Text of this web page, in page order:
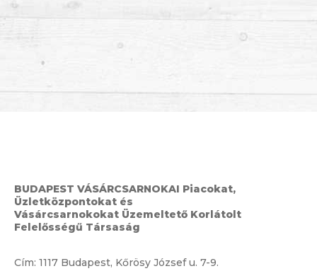
BUDAPEST VÁSÁRCSARNOKAI Piacokat,
Üzletközpontokat és
Vásárcsarnokokat Üzemeltető Korlátolt
Felelősségű Társaság
Cím: 1117 Budapest, Kőrösy József u. 7-9.